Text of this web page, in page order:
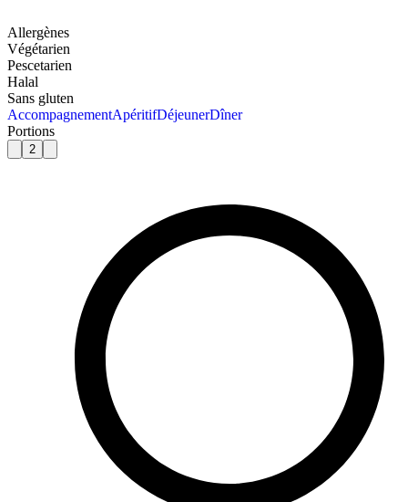
Allergènes
Végétarien
Pescetarien
Halal
Sans gluten
AccompagnementApéritifDéjeunerDîner
Portions
2